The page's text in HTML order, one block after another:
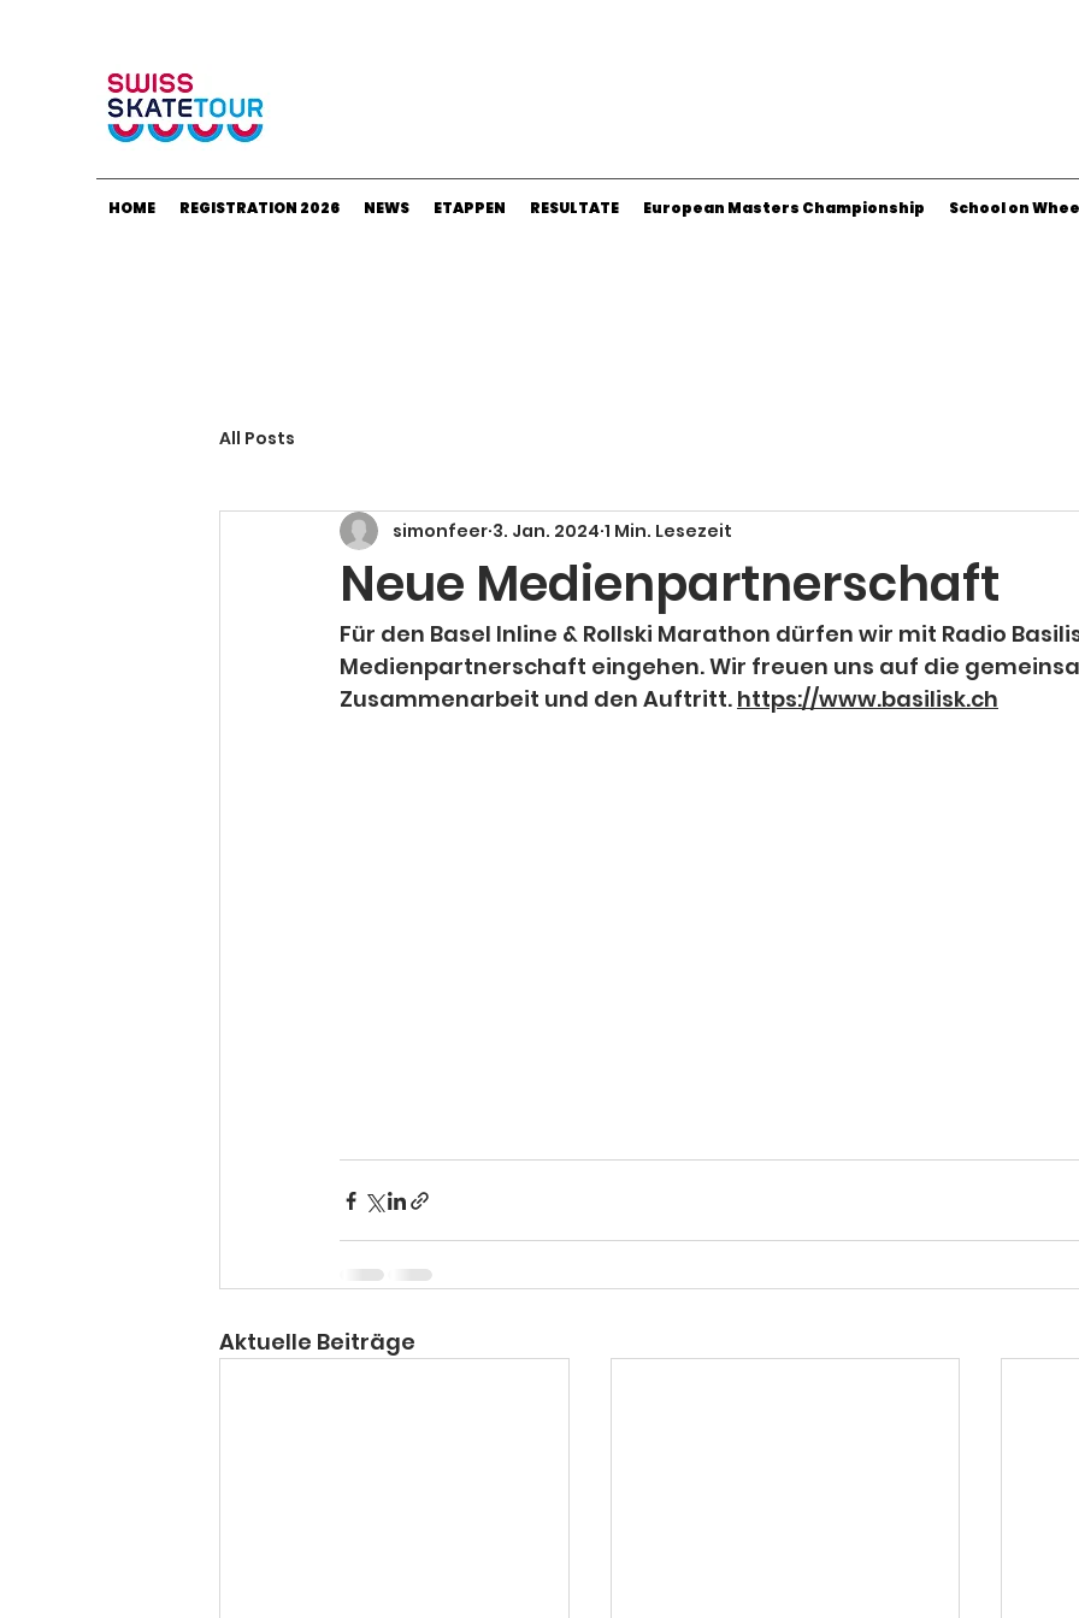
HOME REGISTRATION 2026 NEWS ETAPPEN RESULTATE European Masters Championship School on
All Posts
Neue Medienpartnerschaft
simonfeer 3. Jan. 2024 1 Min. Lesezeit
Für den Basel Inline & Rollski Marathon dürfen wir mit Radio
Medienpartnerschaft eingehen. Wir freuen uns auf die
Zusammenarbeit und den Auftritt. https://www.basilisk.ch
Aktuelle Beiträge